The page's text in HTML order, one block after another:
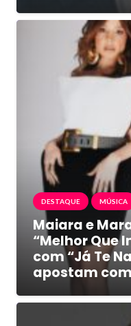
DESTAQUE MÚSICA
Maiara e
“Melhor Que
com “Já Te
apostam